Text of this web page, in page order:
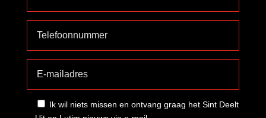
Ik wil niets missen en ontvang graag het Sint Deelt